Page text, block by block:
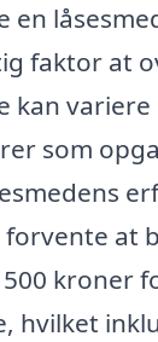
en
faktor at
kan
som
at
kroner
hvilket